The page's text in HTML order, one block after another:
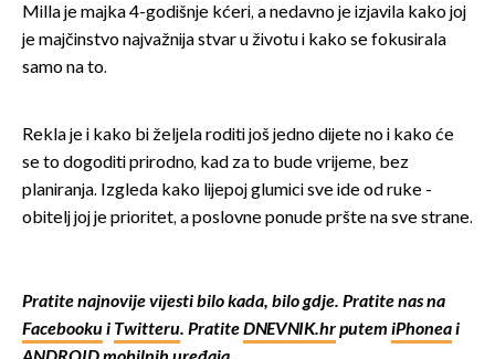
Milla je majka 4-godišnje kćeri, a nedavno je izjavila kako joj
je majčinstvo najvažnija stvar u životu i kako se fokusirala
samo na to.
Rekla je i kako bi željela roditi još jedno dijete no i kako će
se to dogoditi prirodno, kad za to bude vrijeme, bez
planiranja. Izgleda kako lijepoj glumici sve ide od ruke -
obitelj joj je prioritet, a poslovne ponude pršte na sve strane.
Pratite najnovije vijesti bilo kada, bilo gdje. Pratite nas na
Facebookui Twitteru. PratiteDNEVNIK.hrputem iPhoneai